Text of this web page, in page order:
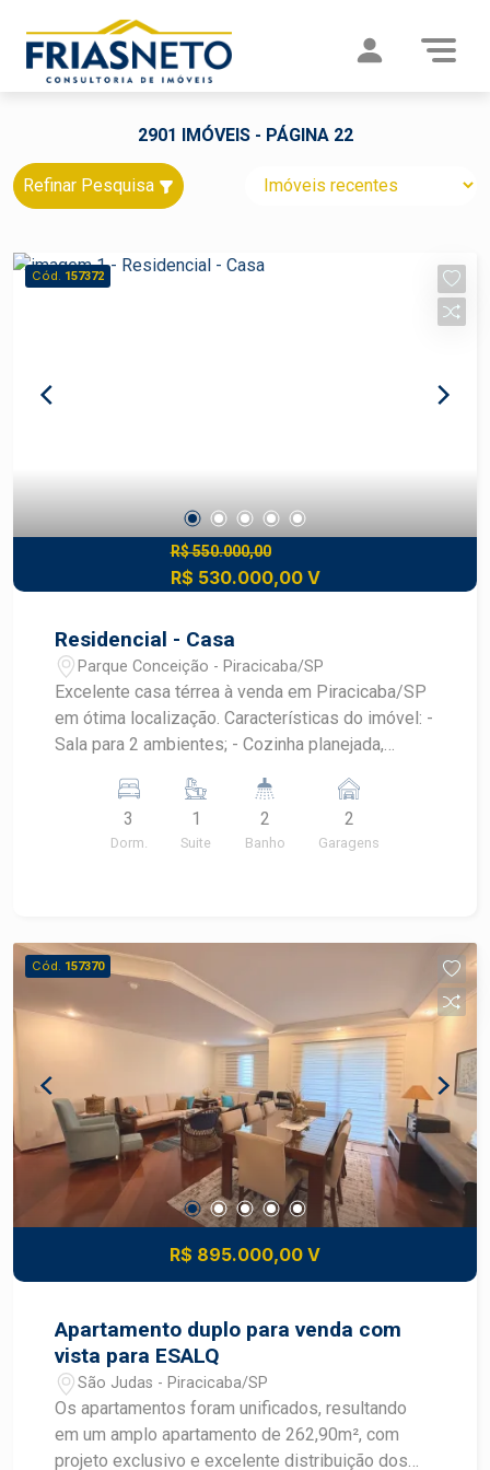
2901 IMÓVEIS - PÁGINA 22
Refinar Pesquisa
Cód. 157372
R$ 550.000,00
R$ 530.000,00 V
Residencial - Casa
Parque Conceição - Piracicaba/SP
Excelente casa térrea à venda em Piracicaba/SP
em ótima localização. Características do imóvel: -
Sala para 2 ambientes; - Cozinha planejada,
com armários embutidos; - 1 banheiro social
completo; - Área de serviço coberta e com
despensa; - Espaço gourmet com churrasqueira ;
3
Dorm.
1
Suite
2
Banho
2
Garagens
Cód. 157370
R$ 895.000,00 V
Apartamento duplo para venda com
vista para ESALQ
São Judas - Piracicaba/SP
Os apartamentos foram unificados, resultando
em um amplo apartamento de 262,90m², com
projeto exclusivo e excelente distribuição dos